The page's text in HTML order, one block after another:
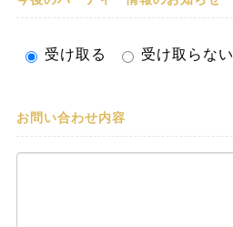
受け取る 受け取らない
お問い合わせ内容